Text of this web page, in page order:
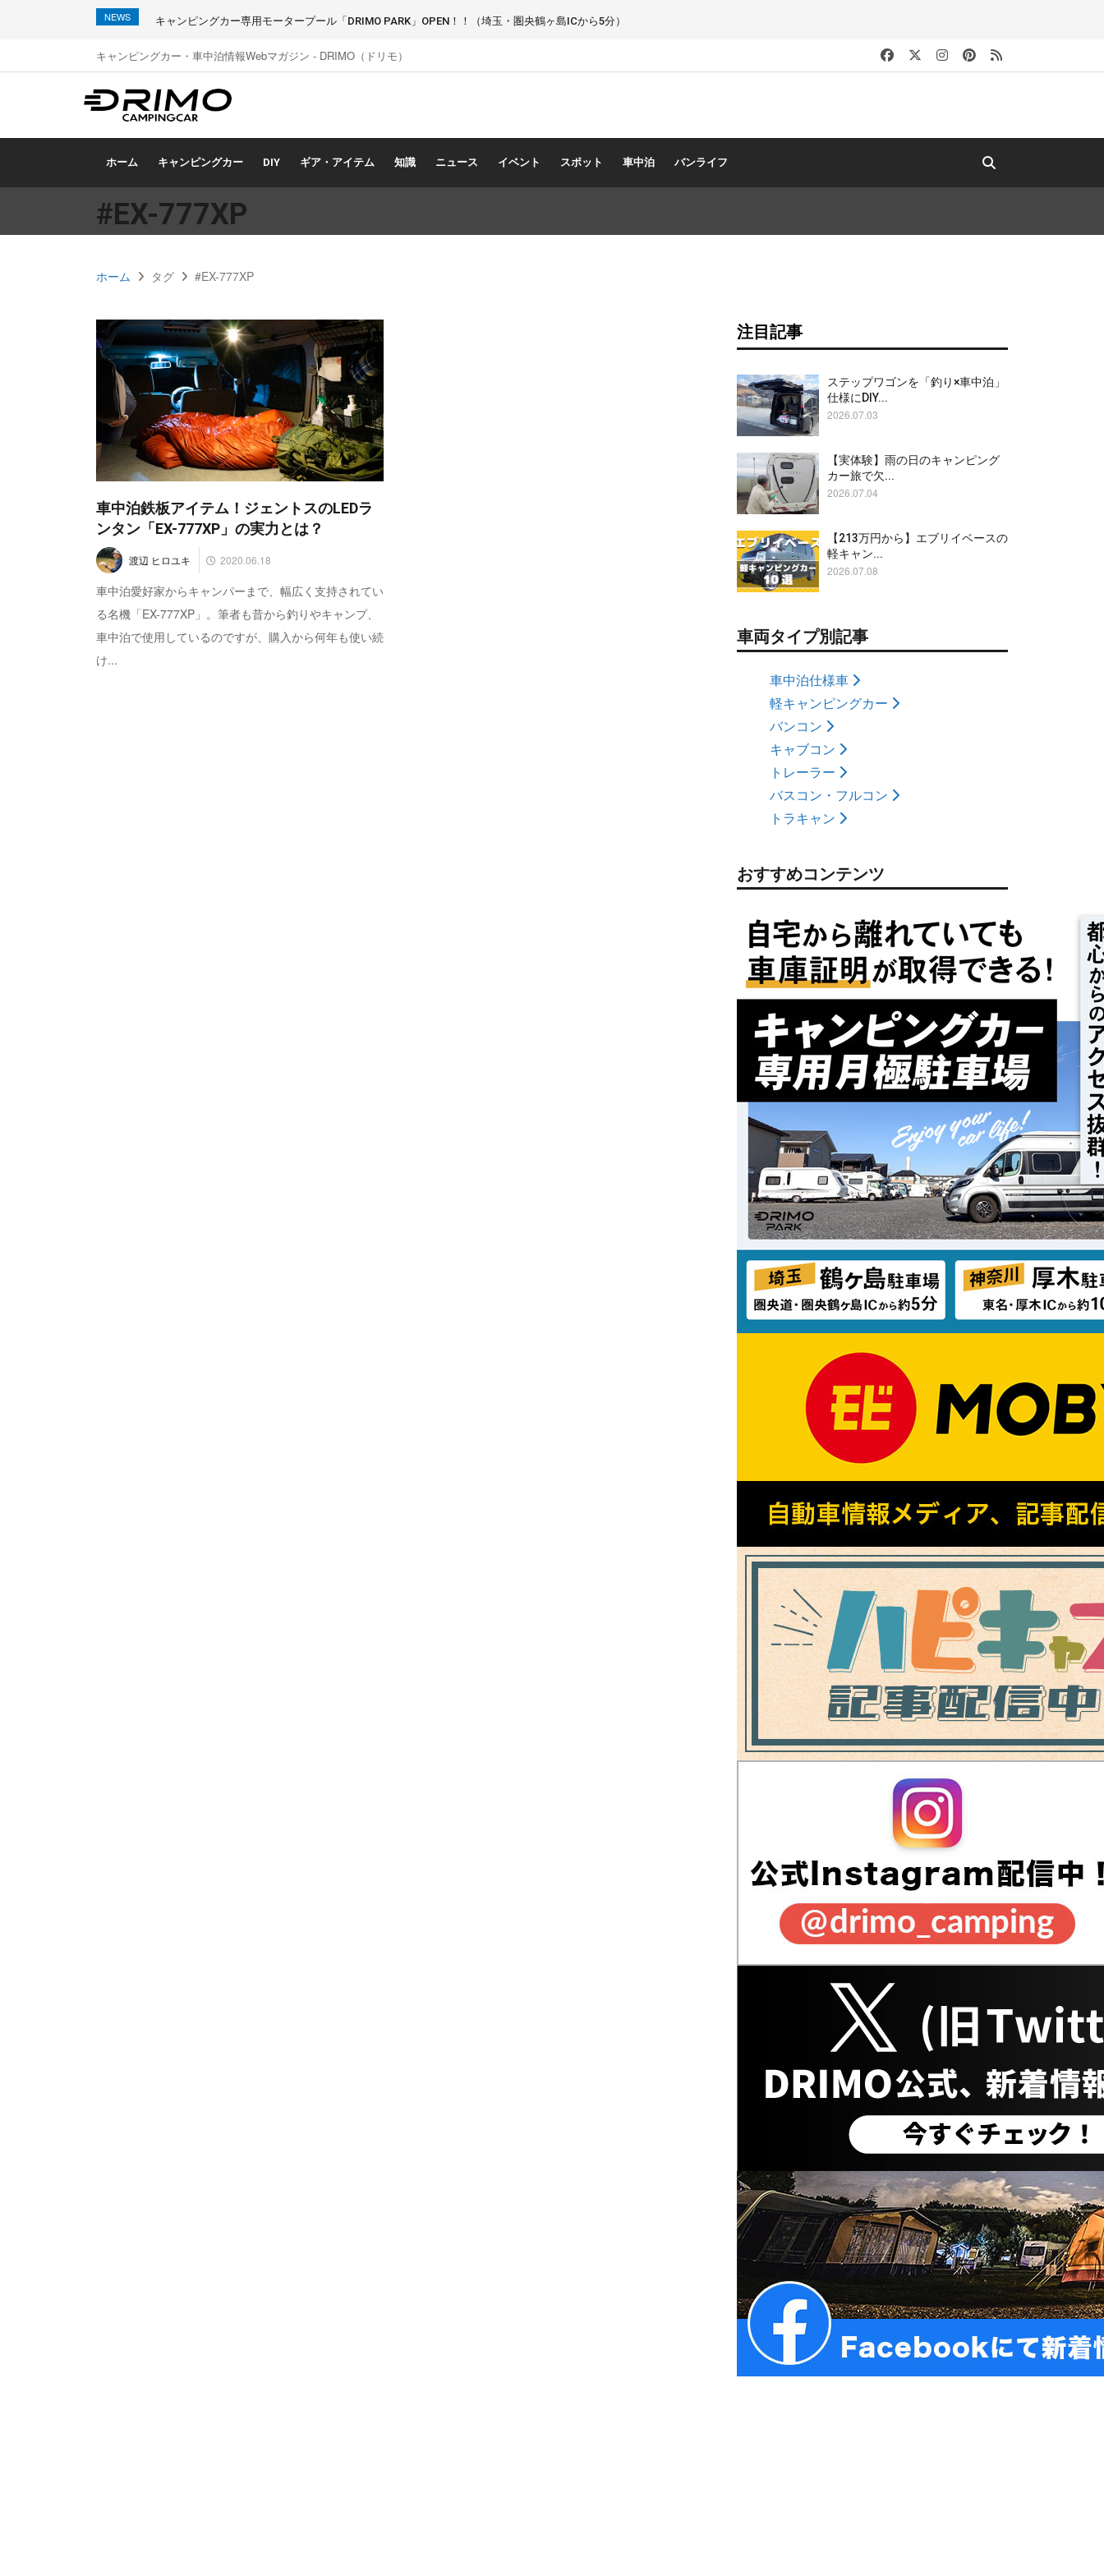
NEWS キャンピングカー専用モータープール「DRIMO PARK」OPEN！！（埼玉・圏央鶴ヶ島ICから5分）
キャンピングカー・車中泊情報Webマガジン - DRIMO（ドリモ）
ホーム キャンピングカー DIY ギア・アイテム 知識 ニュース イベント スポット 車中泊 バンライフ
#EX-777XP
ホーム タグ #EX-777XP
車中泊鉄板アイテム！ジェントスのLEDラ
ンタン「EX-777XP」の実力とは？
渡辺 ヒロユキ 2020.06.18
車中泊愛好家からキャンパーまで、幅広く支持されてい
る名機「EX-777XP」。筆者も昔から釣りやキャンプ、
車中泊で使用しているのですが、購入から何年も使い続
け...
注目記事
ステップワゴンを「釣り×車中泊」
仕様にDIY...
2026.07.03
【実体験】雨の日のキャンピング
カー旅で欠...
2026.07.04
【213万円から】エブリイベースの
軽キャン...
2026.07.08
車両タイプ別記事
車中泊仕様車
軽キャンピングカー
バンコン
キャブコン
トレーラー
バスコン・フルコン
トラキャン
おすすめコンテンツ